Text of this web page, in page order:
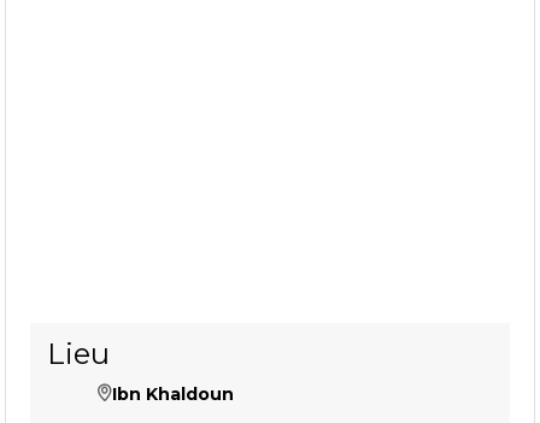
Lieu
Ibn Khaldoun